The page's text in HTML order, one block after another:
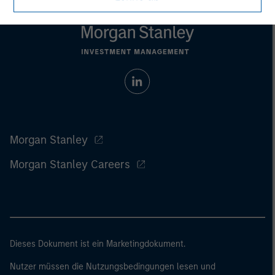
Morgan Stanley
Morgan Stanley Careers
Dieses Dokument ist ein Marketingdokument.
Nutzer müssen die Nutzungsbedingungen lesen und